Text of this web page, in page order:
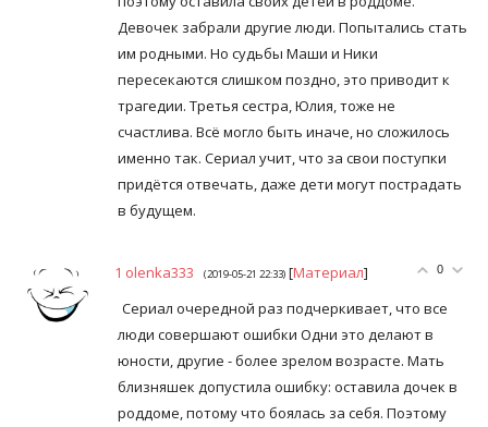
Девочек забрали другие люди. Попытались стать
им родными. Но судьбы Маши и Ники
пересекаются слишком поздно, это приводит к
трагедии. Третья сестра, Юлия, тоже не
счастлива. Всё могло быть иначе, но сложилось
именно так. Сериал учит, что за свои поступки
придётся отвечать, даже дети могут пострадать
в будущем.
0
1 olenka333 (2019-05-21 22:33) [Материал]
Сериал очередной раз подчеркивает, что все
люди совершают ошибки Одни это делают в
юности, другие - более зрелом возрасте. Мать
близняшек допустила ошибку: оставила дочек в
роддоме, потому что боялась за себя. Поэтому